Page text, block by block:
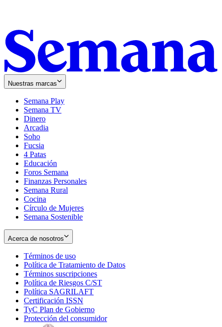
Nuestras marcas
Semana Play
Semana TV
Dinero
Arcadia
Soho
in
new
window
Fucsia
in
new
window
4 Patas
Educación
Foros Semana
Finanzas Personales
Semana Rural
Cocina
Círculo de Mujeres
Semana Sostenible
Acerca de nosotros
Términos de uso
in
new
window
Política de Tratamiento de Datos
Términos suscripciones
in
Política de Riesgos C/ST
Política SAGRILAFT
new
window
Certificación ISSN
in
new
TyC Plan de Gobierno
in
Protección del consumidorOpens